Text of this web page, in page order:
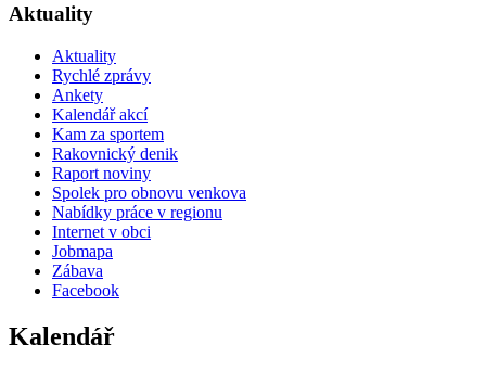
Aktuality
Aktuality
Rychlé zprávy
Ankety
Kalendář akcí
Kam za sportem
Rakovnický denik
Raport noviny
Spolek pro obnovu venkova
Nabídky práce v regionu
Internet v obci
Jobmapa
Zábava
Facebook
Kalendář